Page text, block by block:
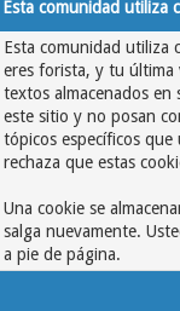
Esta comunidad utiliza
Esta comunidad utiliza
eres forista, y tu última
textos almacenados en
este sitio y no posan
tópicos específicos
rechaza que estas
Una cookie se
salga nuevamente.
a pie de página.